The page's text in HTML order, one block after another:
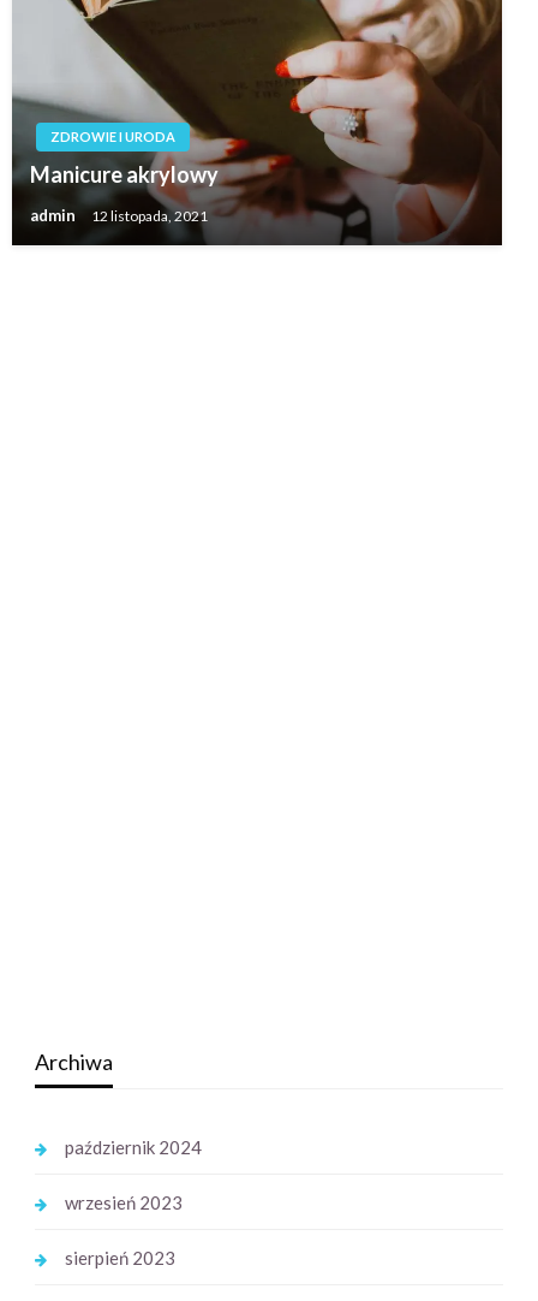
ZDROWIE I URODA
Manicure akrylowy
admin 12 listopada, 2021
Archiwa
październik 2024
wrzesień 2023
sierpień 2023